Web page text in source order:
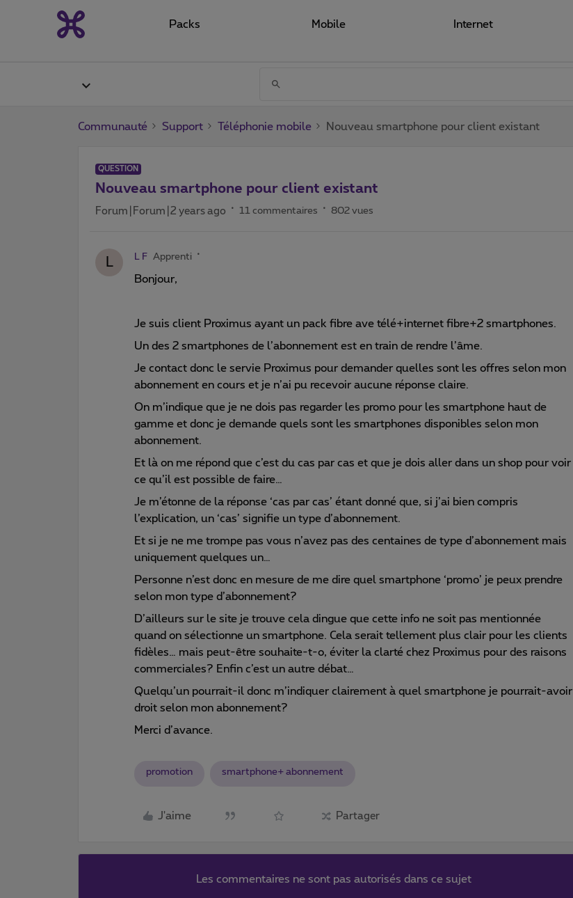
Packs Mobile Internet
Communauté Support Téléphonie mobile Nouveau smartphone pour client existant
QUESTION
Nouveau smartphone pour client existant
Forum|Forum|2 years ago 11 commentaires 802 vues
L L F Apprenti
Bonjour,
Je suis client Proximus ayant un pack fibre ave télé+internet fibre+2 smartphones.
Un des 2 smartphones de l’abonnement est en train de rendre l’âme.
Je contact donc le servie Proximus pour demander quelles sont les offres selon mon
abonnement en cours et je n’ai pu recevoir aucune réponse claire.
On m’indique que je ne dois pas regarder les promo pour les smartphone haut de
gamme et donc je demande quels sont les smartphones disponibles selon mon
abonnement.
Et là on me répond que c’est du cas par cas et que je dois aller dans un shop pour voir
ce qu’il est possible de faire…
Je m’étonne de la réponse ‘cas par cas’ étant donné que, si j’ai bien compris
l’explication, un ‘cas’ signifie un type d’abonnement.
Et si je ne me trompe pas vous n’avez pas des centaines de type d’abonnement mais
uniquement quelques un…
Personne n’est donc en mesure de me dire quel smartphone ‘promo’ je peux prendre
selon mon type d’abonnement?
D’ailleurs sur le site je trouve cela dingue que cette info ne soit pas mentionnée
quand on sélectionne un smartphone. Cela serait tellement plus clair pour les clients
fidèles… mais peut-être souhaite-t-o, éviter la clarté chez Proximus pour des raisons
commerciales? Enfin c’est un autre débat…
Quelqu’un pourrait-il donc m’indiquer clairement à quel smartphone je pourrait-avoir
droit selon mon abonnement?
Merci d’avance.
promotion smartphone+ abonnement
J'aime Partager
Les commentaires ne sont pas autorisés dans ce sujet